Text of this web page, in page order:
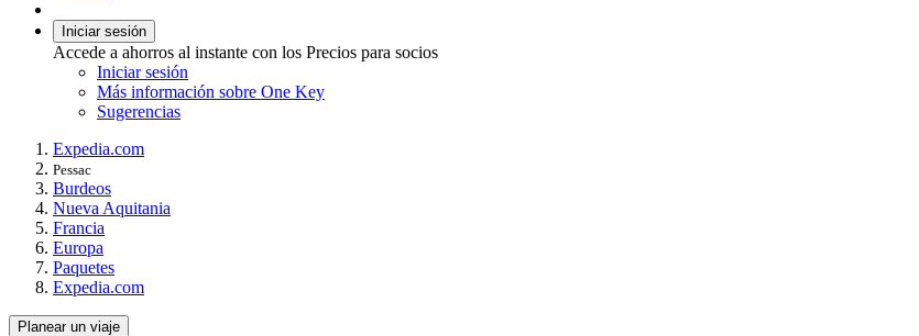
Iniciar sesión
Accede a ahorros al instante con los Precios para socios
Iniciar sesión
Más información sobre One Key
Sugerencias
Expedia.com
Pessac
Burdeos
Nueva Aquitania
Francia
Europa
Paquetes
Expedia.com
Planear un viaje